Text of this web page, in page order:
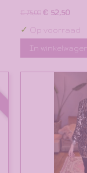
€ 75,00 € 52,50
✓ Op voorraad
In